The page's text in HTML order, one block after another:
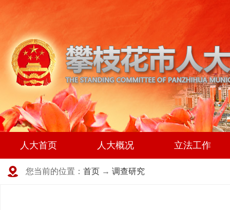
人大首页 人大概况 立法工作
您当前的位置： 首页 → 调查研究